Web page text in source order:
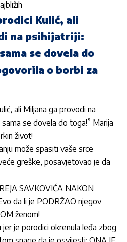
Kulić, ali
na psihijatriji:
se dovela do
o borbi za
ali Miljana ga provodi na
se dovela do toga!” Marija
život!
može spasiti vaše srce
greške, posavjetovao je da
SAVKOVIĆA NAKON
da li je PODRŽAO njegov
ženom!
je porodici okrenula leđa zbog